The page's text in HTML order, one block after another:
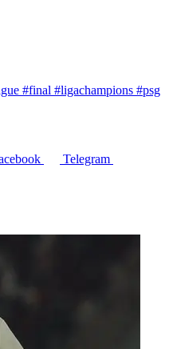
#final #ligachampions #psg
Telegram